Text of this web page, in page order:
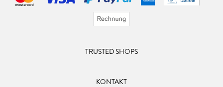
TRUSTED SHOPS
KONTAKT